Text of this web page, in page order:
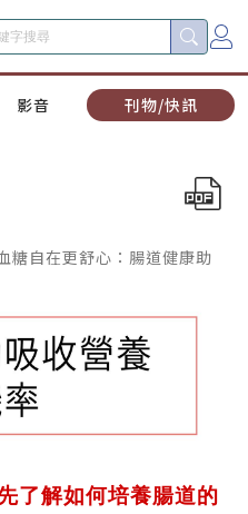
影音 刊物/快訊
自在更舒心：腸道健康助
了解如何培養腸道的